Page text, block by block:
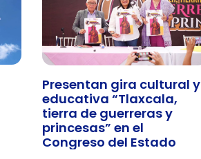
Presentan gira cultural y
educativa “Tlaxcala,
tierra de guerreras y
princesas” en el
Congreso del Estado